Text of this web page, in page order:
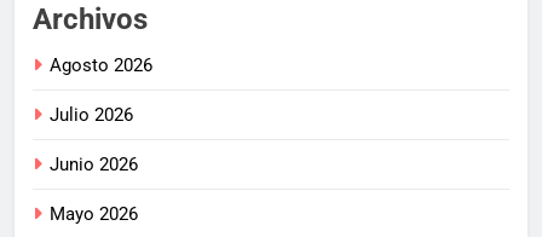
Archivos
Agosto 2026
Julio 2026
Junio 2026
Mayo 2026